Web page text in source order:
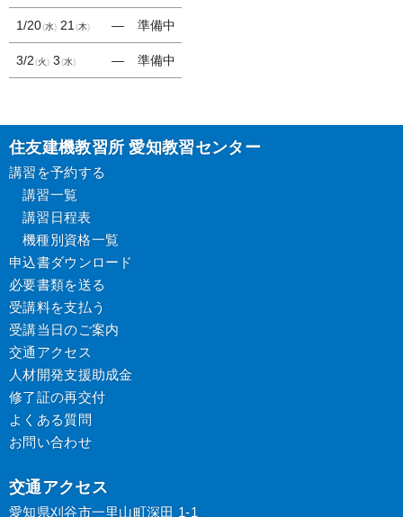
1/20 水 21 木 ― 準備中
3/2 火 3 水 ― 準備中
住友建機教習所 愛知教習センター
講習を予約する
講習一覧
講習日程表
機種別資格一覧
申込書ダウンロード
必要書類を送る
受講料を支払う
受講当日のご案内
交通アクセス
人材開発支援助成金
修了証の再交付
よくある質問
お問い合わせ
交通アクセス
愛知県刈谷市一里山町深田 1-1